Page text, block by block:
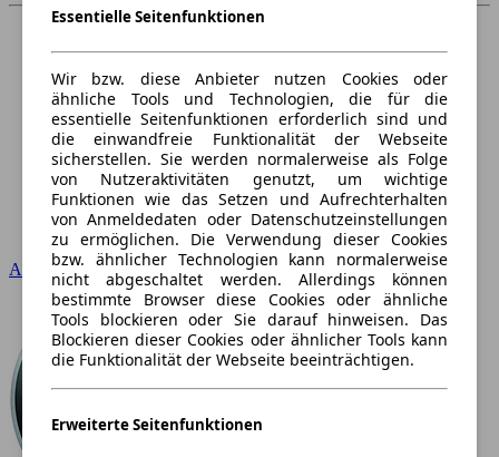
Audi
Essentielle Seitenfunktionen
Wir bzw. diese Anbieter nutzen Cookies oder
ähnliche Tools und Technologien, die für die
essentielle Seitenfunktionen erforderlich sind und
die einwandfreie Funktionalität der Webseite
sicherstellen. Sie werden normalerweise als Folge
von Nutzeraktivitäten genutzt, um wichtige
Funktionen wie das Setzen und Aufrechterhalten
von Anmeldedaten oder Datenschutzeinstellungen
zu ermöglichen. Die Verwendung dieser Cookies
bzw. ähnlicher Technologien kann normalerweise
nicht abgeschaltet werden. Allerdings können
bestimmte Browser diese Cookies oder ähnliche
Tools blockieren oder Sie darauf hinweisen. Das
Blockieren dieser Cookies oder ähnlicher Tools kann
die Funktionalität der Webseite beeinträchtigen.
Erweiterte Seitenfunktionen